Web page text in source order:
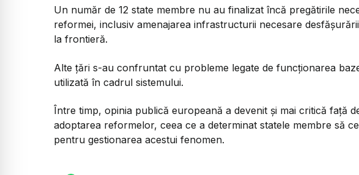
Un număr de 12 state membre nu au finalizat încă pregătirile
reformei, inclusiv amenajarea infrastructurii necesare
la frontieră.
Alte țări s-au confruntat cu probleme legate de funcționarea
utilizată în cadrul sistemului.
Între timp, opinia publică europeană a devenit și mai critică față
adoptarea reformelor, ceea ce a determinat statele membre să
pentru gestionarea acestui fenomen.